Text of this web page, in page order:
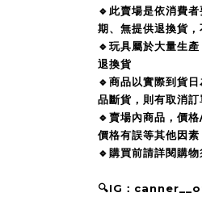
🔹此賣場是依消費
期、無提供退換貨
🔹玩具屬於大量生
退換貨
🔹商品以實際到貨
品斷貨，則有取消訂
🔹賣場內商品，價
價格有誤等其他因
🔹購買前請詳閱購
🔍IG：